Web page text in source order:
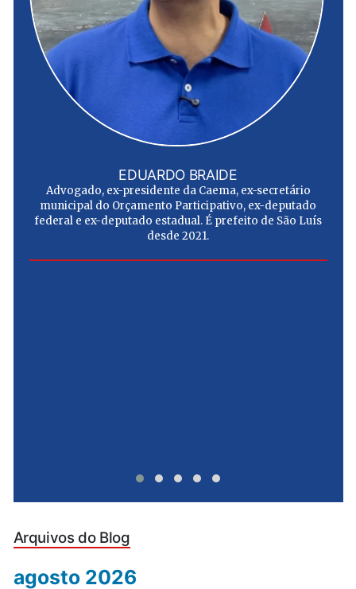
EDUARDO BRAIDE
Advogado, ex-presidente da Caema, ex-secretário
municipal do Orçamento Participativo, ex-deputado
federal e ex-deputado estadual. É prefeito de São Luís
desde 2021.
Arquivos do Blog
agosto 2026